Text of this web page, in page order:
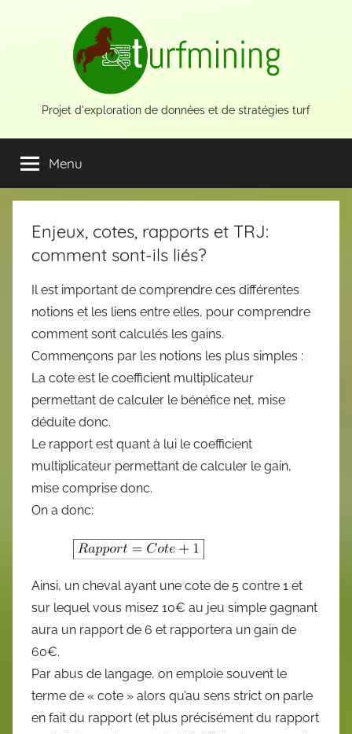
Projet d'exploration de données et de stratégies turf
Menu
Enjeux, cotes, rapports et TRJ:
comment sont-ils liés?
Il est important de comprendre ces différentes
notions et les liens entre elles, pour comprendre
comment sont calculés les gains.
Commençons par les notions les plus simples :
La cote est le coefficient multiplicateur
permettant de calculer le bénéfice net, mise
déduite donc.
Le rapport est quant à lui le coefficient
multiplicateur permettant de calculer le gain,
mise comprise donc.
On a donc:
Ainsi, un cheval ayant une cote de 5 contre 1 et
sur lequel vous misez 10€ au jeu simple gagnant
aura un rapport de 6 et rapportera un gain de
60€.
Par abus de langage, on emploie souvent le
terme de « cote » alors qu’au sens strict on parle
en fait du rapport (et plus précisément du rapport